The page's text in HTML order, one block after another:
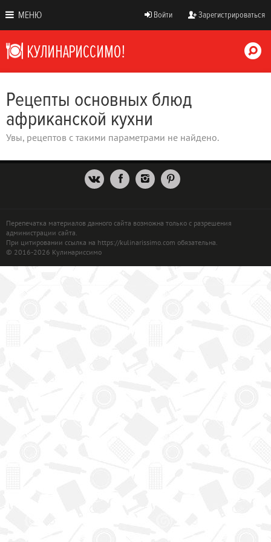
МЕНЮ Войти Зарегистрироваться
Рецепты основных блюд
африканской кухни
Увы, рецептов с такими параметрами не найдено.
Перепечатка материалов данного сайта возможна только с разрешения
администрации сайта.
При цитировании ссылка на https://kulinarissimo.com обязательна.
© 2016-2026 Кулинариссимо